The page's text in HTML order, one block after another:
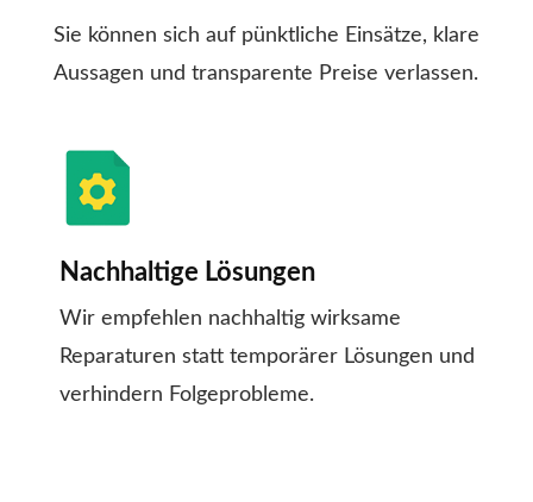
Sie können sich auf pünktliche Einsätze, klare
Aussagen und transparente Preise verlassen.
Nachhaltige Lösungen
Wir empfehlen nachhaltig wirksame
Reparaturen statt temporärer Lösungen und
verhindern Folgeprobleme.